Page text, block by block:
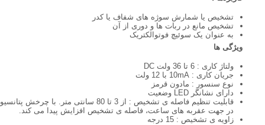
تشخیص یا شمارش سوژه های شفاف یا کدر
تشخیص مانع در ربات ها و دوری از آن
به عنوان یک سوئیچ فوتوالکتریک
ویژگی ها
ولتاژ کاری : 6 تا 36 ولت DC
جریان کاری : 10mA با 12 ولت
نوع سنسور : مادون قرمز
دارای نشانگر LED وضعیت
قابلیت تنظیم فاصله ی تشخیص : از 3 تا 80 سانتی متر. با چرخش
در جهت عقربه های ساعت، فاصله ی تشخیص افزایش پیدا می کند.
زاویه ی تشخیص : 15 درجه